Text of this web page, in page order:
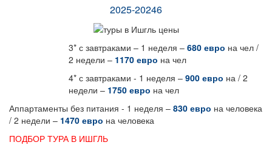
2025-20246
3* с завтраками – 1 неделя – 680 евро на чел /
2 недели – 1170 евро на чел
4* с завтраками - 1 неделя – 900 евро на / 2
недели – 1750 евро на чел
Аппартаменты без питания - 1 неделя – 830 евро на человека
/ 2 недели – 1470 евро на человека
ПОДБОР ТУРА В ИШГЛЬ